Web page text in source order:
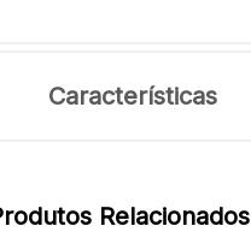
Características
Relacionados